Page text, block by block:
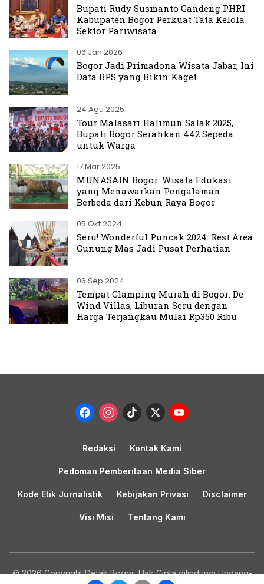
Bupati Rudy Susmanto Gandeng PHRI
Kabupaten Bogor Perkuat Tata Kelola
Sektor Pariwisata
06 Jan 2026
Bogor Jadi Primadona Wisata Jabar, Ini
Data BPS yang Bikin Kaget
24 Agu 2025
Tour Malasari Halimun Salak 2025,
Bupati Bogor Serahkan 442 Sepeda
untuk Warga
17 Mar 2025
MUNASAIN Bogor: Wisata Edukasi
yang Menawarkan Pengalaman
Berbeda dari Kebun Raya Bogor
05 Okt 2024
Seru! Wonderful Puncak 2024: Rest Area
Gunung Mas Jadi Pusat Perhatian
06 Sep 2024
Tempat Glamping Murah di Bogor: De
Wind Villas, Liburan Seru dengan
Harga Terjangkau Mulai Rp350 Ribu
Facebook
Instagram
TikTok
X
Redaksi Kontak Kami
Pedoman Pemberitaan Media Siber
Kode Etik Jurnalistik Kebijakan Privasi Disclaimer
Visi Misi Tentang Kami
© 2026 Copyright Detak Bogor, Hak Cipta dilindungi Undang-